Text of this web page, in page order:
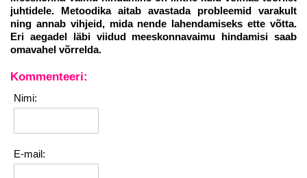
juhtidele. Metoodika aitab avastada probleemid varakult
ning annab vihjeid, mida nende lahendamiseks ette võtta.
Eri aegadel läbi viidud meeskonnavaimu hindamisi saab
omavahel võrrelda.
Kommenteeri:
Nimi:
E-mail: